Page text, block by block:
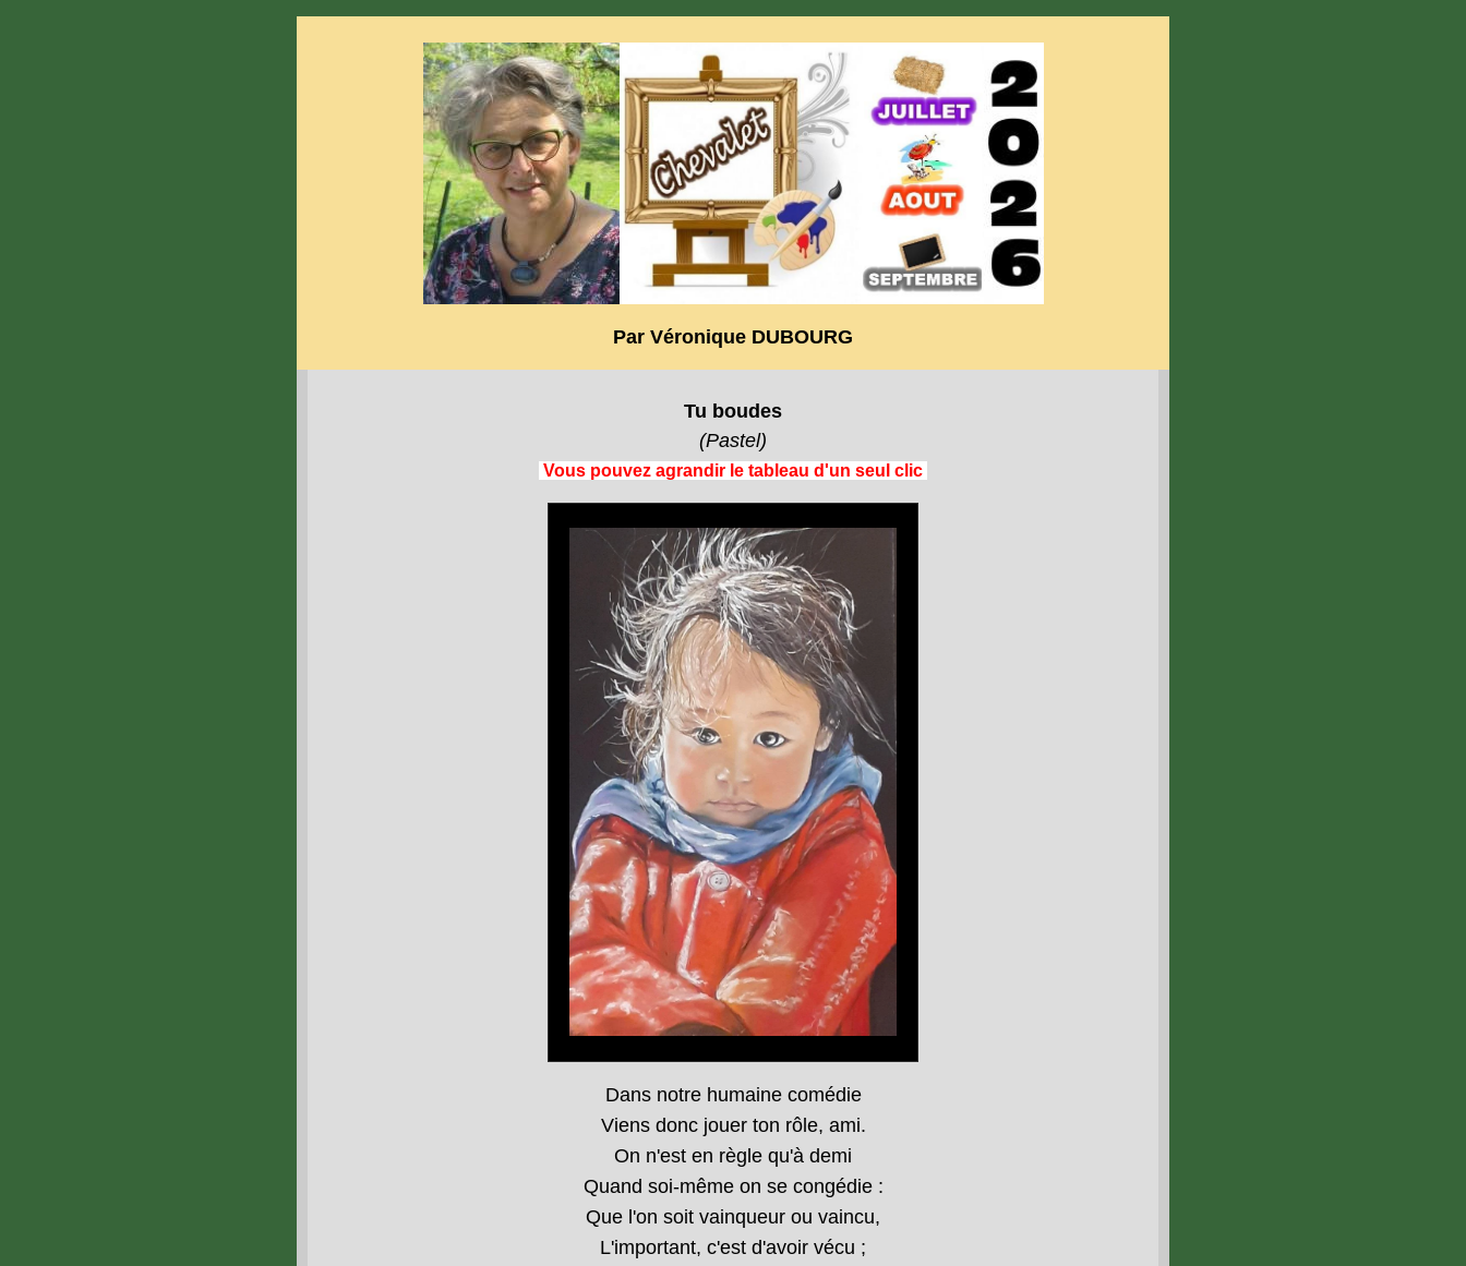
Par Véronique DUBOURG
Tu boudes
(Pastel)
Vous pouvez agrandir le tableau d'un seul clic
Dans notre humaine comédie
Viens donc jouer ton rôle, ami.
On n'est en règle qu'à demi
Quand soi-même on se congédie :
Que l'on soit vainqueur ou vaincu,
L'important, c'est d'avoir vécu ;